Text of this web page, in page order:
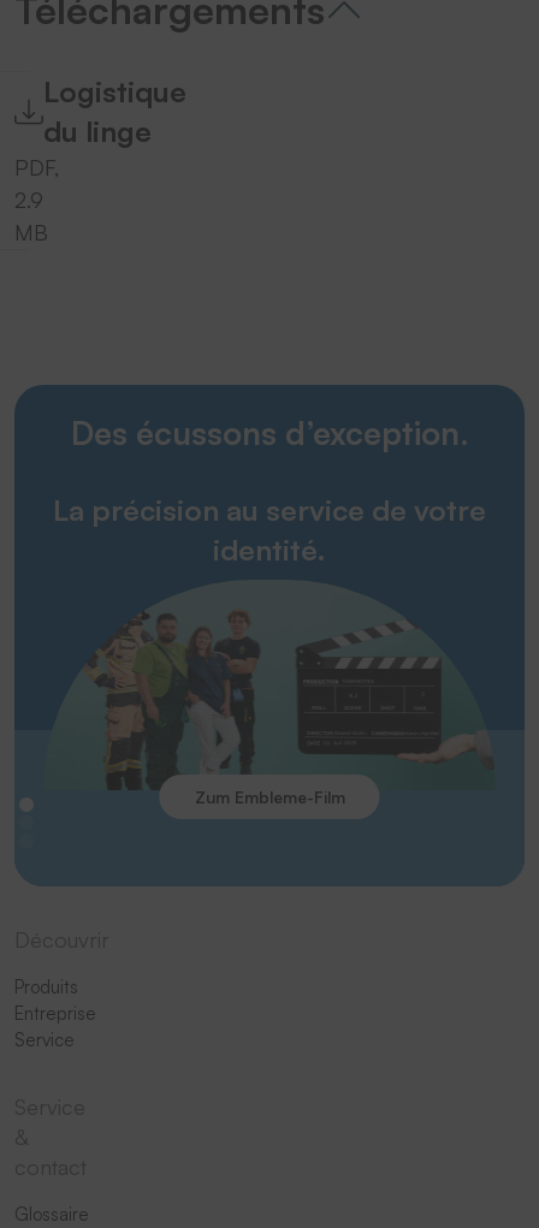
Téléchargements
Logistique
du linge
PDF,
2.9
MB
Des écussons d’exception.
La précision au service de votre
identité.
Zum Embleme-Film
Produits
Entreprise
Service
Glossaire